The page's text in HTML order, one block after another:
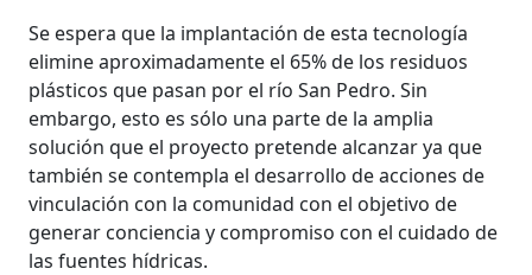
Se espera que la implantación de esta tecnología
elimine aproximadamente el 65% de los residuos
plásticos que pasan por el río San Pedro. Sin
embargo, esto es sólo una parte de la amplia
solución que el proyecto pretende alcanzar ya que
también se contempla el desarrollo de acciones de
vinculación con la comunidad con el objetivo de
generar conciencia y compromiso con el cuidado de
las fuentes hídricas.